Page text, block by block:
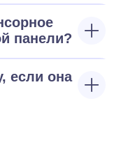
панели?
если она